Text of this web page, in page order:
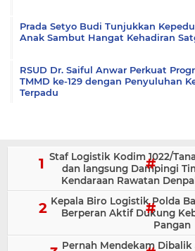
Prada Setyo Budi Tunjukkan
Anak Sambut Hangat Kehadiran
RSUD Dr. Saiful Anwar Perkuat
TMMD ke-129 dengan Penyuluhan
Terpadu
Staf Logistik Kodim 1022/
dan langsung Dampingi
Kendaraan Rawatan
Kepala Biro Logistik Polda
Berperan Aktif Dukung
Pangan
Pernah Mendekam Dibalik